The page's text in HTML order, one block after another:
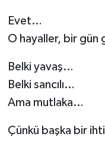
Evet…
O hayaller, bir gün
Belki yavaş…
Belki sancılı…
Ama mutlaka…
Çünkü başka bir